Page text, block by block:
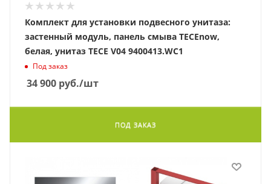
Комплект для установки подвесного унитаза:
застенный модуль, панель смыва TECEnow,
белая, унитаз TECE V04 9400413.WC1
Под заказ
34 900 руб./шт
ПОД ЗАКАЗ